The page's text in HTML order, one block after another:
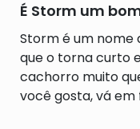
É Storm um
Storm é um nome
que o torna curto
cachorro muito
você gosta, vá